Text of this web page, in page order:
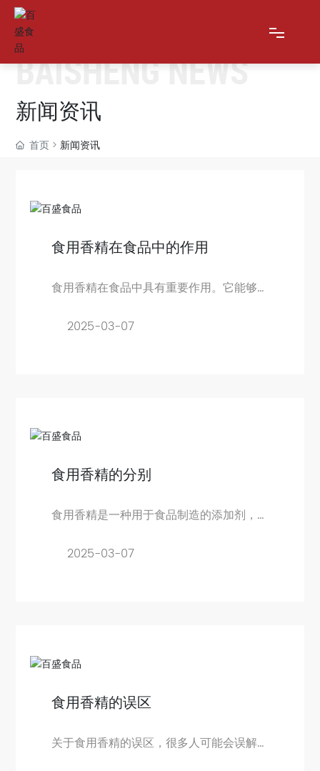
网站首页
关于我们
新闻资讯
在线留言
联系我们
BAISHENG NEWS
新闻资讯
首页 新闻资讯
食用香精在食品中的作用
食用香精在食品中具有重要作用。它能够
2025-03-07
食用香精的分别
食用香精是一种用于食品制造的添加剂，
2025-03-07
食用香精的误区
关于食用香精的误区，很多人可能会误解